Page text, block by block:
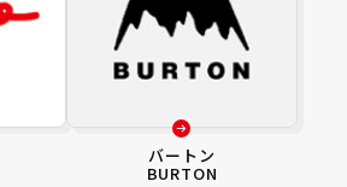
バートン
BURTON